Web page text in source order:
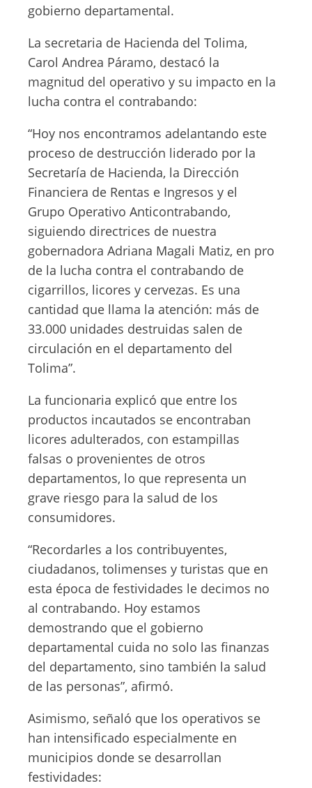
gobierno departamental.
La secretaria de Hacienda del Tolima,
Carol Andrea Páramo, destacó la
magnitud del operativo y su impacto en la
lucha contra el contrabando:
“Hoy nos encontramos adelantando este
proceso de destrucción liderado por la
Secretaría de Hacienda, la Dirección
Financiera de Rentas e Ingresos y el
Grupo Operativo Anticontrabando,
siguiendo directrices de nuestra
gobernadora Adriana Magali Matiz, en pro
de la lucha contra el contrabando de
cigarrillos, licores y cervezas. Es una
cantidad que llama la atención: más de
33.000 unidades destruidas salen de
circulación en el departamento del
Tolima”.
La funcionaria explicó que entre los
productos incautados se encontraban
licores adulterados, con estampillas
falsas o provenientes de otros
departamentos, lo que representa un
grave riesgo para la salud de los
consumidores.
“Recordarles a los contribuyentes,
ciudadanos, tolimenses y turistas que en
esta época de festividades le decimos no
al contrabando. Hoy estamos
demostrando que el gobierno
departamental cuida no solo las finanzas
del departamento, sino también la salud
de las personas”, afirmó.
Asimismo, señaló que los operativos se
han intensificado especialmente en
municipios donde se desarrollan
festividades: